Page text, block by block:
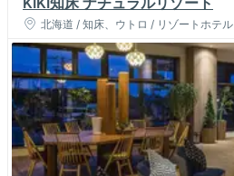
北海道 / 知床、ウトロ / リゾートホテル